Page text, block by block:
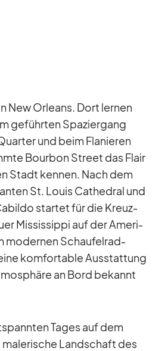
New Or­leans. Dort ler­nen
ge­führ­ten Spa­zier­gang
und beim Fla­nie­ren
Bour­bon Street das Flair
Stadt ken­nen. Nach dem
St. Louis Ca­the­dral und
star­tet für die Kreuz­
Mis­sis­sippi auf der Ame­ri­
mo­der­nen Schau­fel­rad­
kom­for­ta­ble Aus­stat­tung
an Bord be­kannt
Ta­ges auf dem
ma­le­ri­sche Land­schaft des